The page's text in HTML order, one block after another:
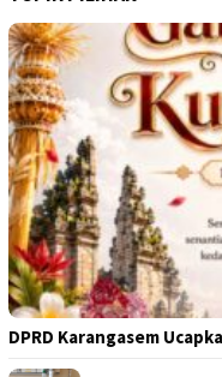
DPRD Karangasem